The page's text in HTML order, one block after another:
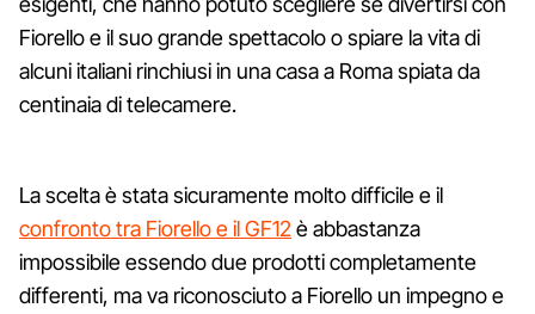
Fiorello e il suo grande spettacolo o spiare la vita di
alcuni italiani rinchiusi in una casa a Roma spiata da
centinaia di telecamere.
La scelta è stata sicuramente molto difficile e il
confronto tra Fiorello e il GF12 è abbastanza
impossibile essendo due prodotti completamente
differenti, ma va riconosciuto a Fiorello un impegno e